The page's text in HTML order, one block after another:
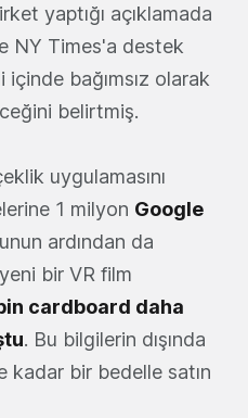
yaptığı açıklamada
NY Times'a destek
içinde bağımsız olarak
belirtmiş.
uygulamasını
1 milyon Google
ardından da
bir VR film
cardboard daha
. Bu bilgilerin dışında
kadar bir bedelle satın